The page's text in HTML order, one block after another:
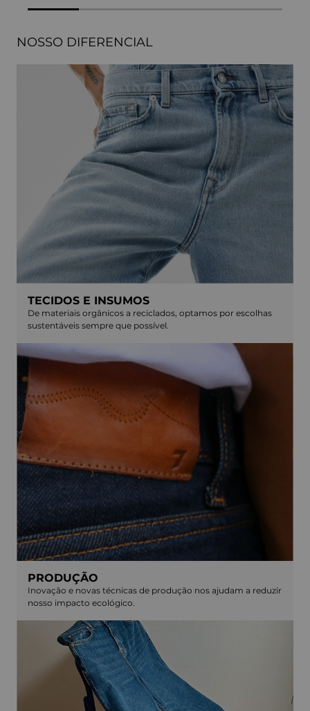
NOSSO DIFERENCIAL
TECIDOS E INSUMOS
De materiais orgânicos a reciclados, optamos por escolhas
sustentáveis sempre que possível.
PRODUÇÃO
Inovação e novas técnicas de produção nos ajudam a reduzir
nosso impacto ecológico.